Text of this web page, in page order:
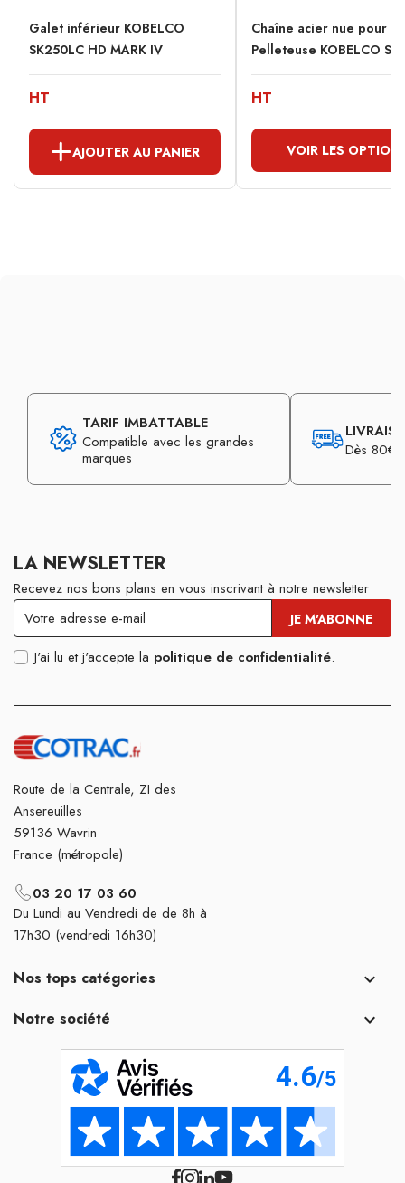
Galet inférieur KOBELCO
SK250LC HD MARK IV
HT
AJOUTER AU PANIER
Chaîne acier nue pour
Pelleteuse KOBELCO
HT
VOIR LES
TARIF IMBATTABLE
Compatible avec les grandes
marques
Dès 80€
LA NEWSLETTER
Recevez nos bons plans en vous inscrivant à notre newsletter
J'ai lu et j'accepte la politique de confidentialité.
Route de la Centrale, ZI des
Ansereuilles
59136 Wavrin
France (métropole)
03 20 17 03 60
Du Lundi au Vendredi de de 8h à
17h30 (vendredi 16h30)
Nos tops catégories 
Notre société 